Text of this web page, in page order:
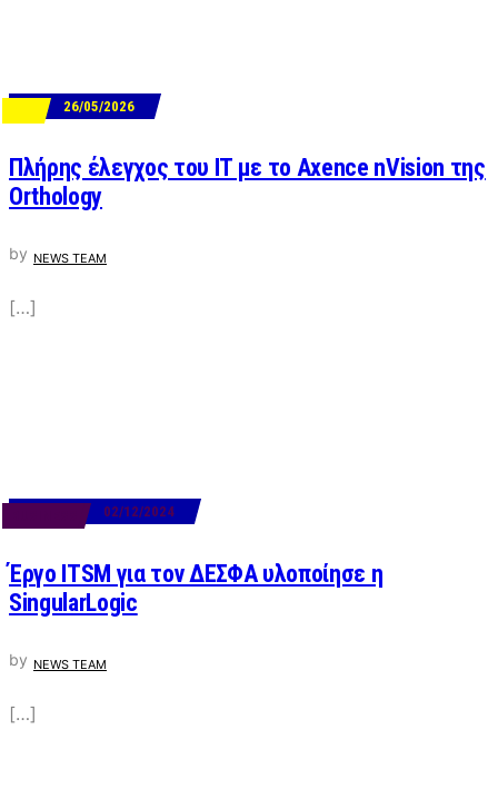
26/05/2026
Πλήρης έλεγχος του IT με το Axence nVision της
Orthology
by NEWS TEAM
[…]
02/12/2024
Έργο ITSM για τον ΔΕΣΦΑ υλοποίησε η
SingularLogic
by NEWS TEAM
[…]